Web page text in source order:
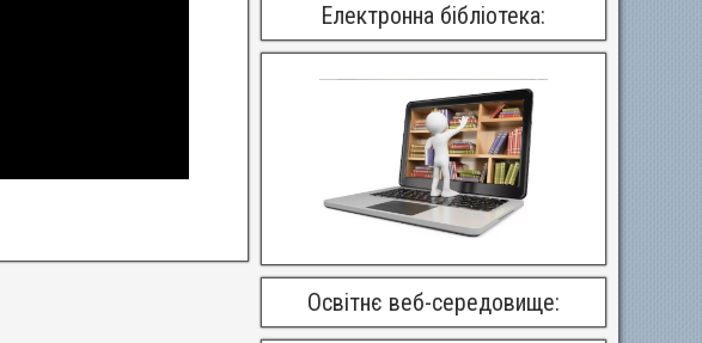
Електронна бібліотека:
Освітнє веб-середовище: